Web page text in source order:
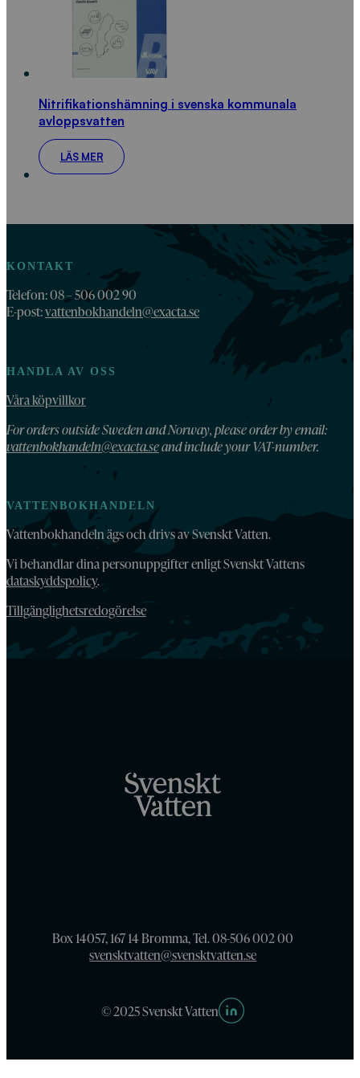
Nitrifikationshämning i svenska kommunala
avloppsvatten
LÄS MER
KONTAKT
Telefon: 08 – 506 002 90
E-post:vattenbokhandeln@exacta.se
HANDLA AV OSS
Våra köpvillkor
For orders outside Sweden and Norway, please order by email:
vattenbokhandeln@exacta.seand include your VAT-number.
VATTENBOKHANDELN
Vattenbokhandeln ägs och drivs av Svenskt Vatten.
Vi behandlar dina personuppgifter enligt Svenskt Vattens
dataskyddspolicy.
Tillgänglighetsredogörelse
Box 14057, 167 14 Bromma, Tel. 08-506 002 00
svensktvatten@svensktvatten.se
© 2025 Svenskt Vatten